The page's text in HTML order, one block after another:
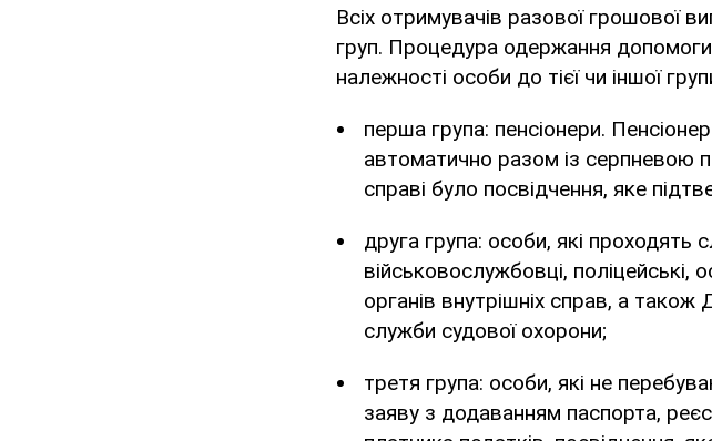
Всіх отримувачів разової грошової
груп. Процедура одержання
належності особи до тієї чи іншої
перша група: пенсіонери.
автоматично разом із серпневою
справі було посвідчення, яке
друга група: особи, які проходять
військовослужбовці,
органів внутрішніх справ, а
служби судової охорони;
третя група: особи, які не
заяву з додаванням паспорта,